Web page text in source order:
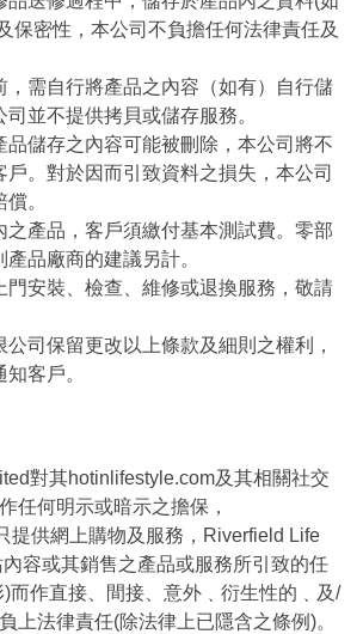
保密性，本公司不負擔任何法律責任及
，需自行將產品之內容（如有）自行儲
並不提供拷貝或儲存服務。
品儲存之內容可能被刪除，本公司將不
戶。對於因而引致資料之損失，本公司
。
之產品，客戶須繳付基本測試費。零部
品廠商的建議另計。
門安裝、檢查、維修或退換服務，敬請
公司保留更改以上條款及細則之權利，
客戶。
對其hotinlifestyle.com及其相關社交
任何明示或暗示之擔保，
提供網上購物及服務，Riverfield Life
容或其銷售之產品或服務所引致的任
而作直接、間接、意外﹑衍生性的﹑及/
上法律責任(除法律上已隱含之條例)。